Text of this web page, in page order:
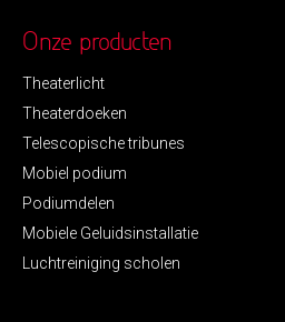
Onze producten
Theaterlicht
Theaterdoeken
Telescopische tribunes
Mobiel podium
Podiumdelen
Mobiele Geluidsinstallatie
Luchtreiniging scholen